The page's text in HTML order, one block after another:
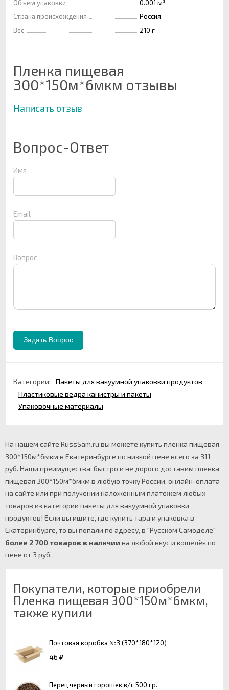
Объём упаковки
0.001 м³
Страна происхождения
Россия
Вес
210 г
Пленка пищевая
300*150м*6мкм отзывы
Написать отзыв
Вопрос-Ответ
Имя
Email
Вопрос
Категории:
Пакеты для вакуумной упаковки продуктов
Пластиковые вёдра канистры и пакеты
Упаковочные материалы
На нашем сайте RussSam.ru вы можете купить пленка пищевая
300*150м*6мкм в Екатеринбурге по низкой цене всего за 311
руб. Наши преимущества: быстро и не дорого доставим пленка
пищевая 300*150м*6мкм в любую точку России, онлайн-оплата
на сайте или при получении наложенным платежём любых
товаров из категории пакеты для вакуумной упаковки
продуктов! Если вы ищите, где купить тара и упаковка в
Екатеринбурге, то вы попали по адресу, в "Русском Самоделе"
более 2 700 товаров в наличии на любой вкус и кошелёк по
цене от 3 руб.
Покупатели, которые приобрели
Пленка пищевая 300*150м*6мкм,
также купили
Почтовая коробка №3 (370*180*120)
46 ₽
Перец черный горошек в/с 500 гр.